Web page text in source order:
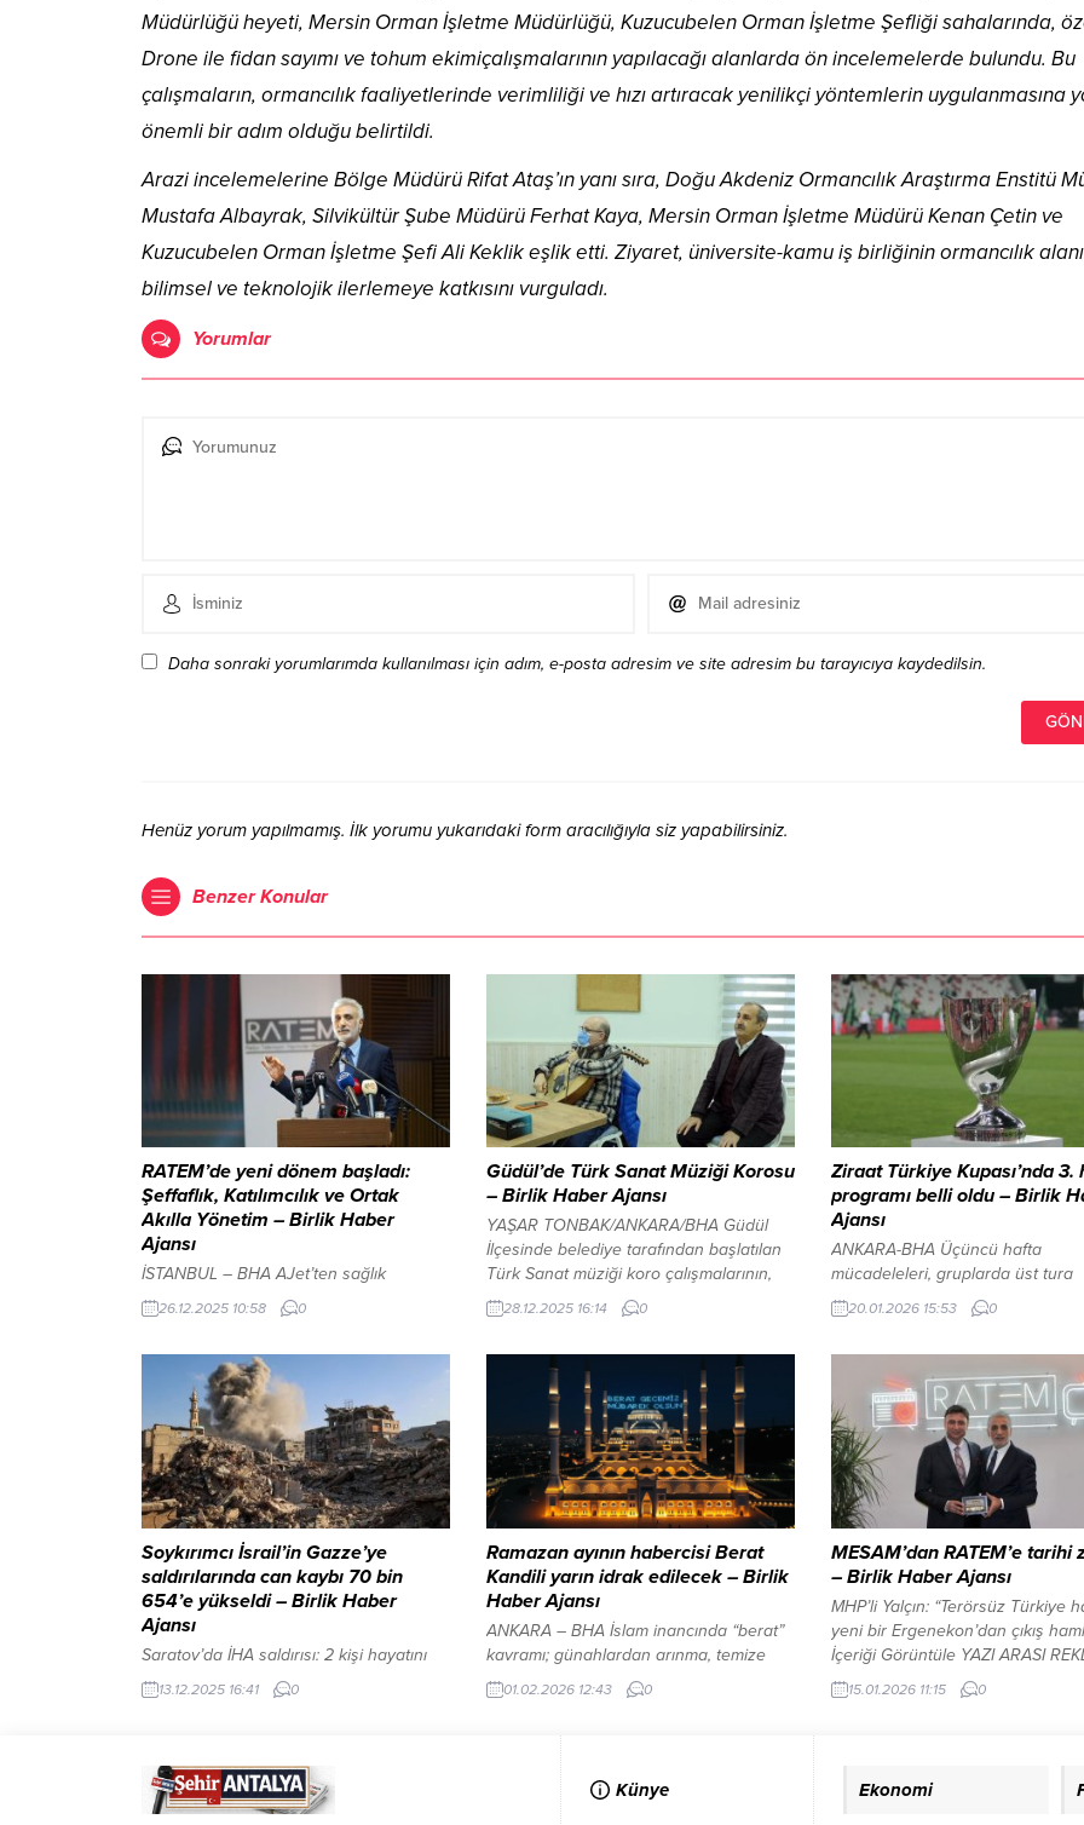
Müdürlüğü heyeti, Mersin Orman İşletme Müdürlüğü, Kuzucubelen Orman İşletme Şefliği sahalarında,
Drone ile fidan sayımı ve tohum ekimiçalışmalarının yapılacağı alanlarda ön incelemelerde bulundu. Bu
çalışmaların, ormancılık faaliyetlerinde verimliliği ve hızı artıracak yenilikçi yöntemlerin uygulanmasına
önemli bir adım olduğu belirtildi.
Arazi incelemelerine Bölge Müdürü Rifat Ataş’ın yanı sıra, Doğu Akdeniz Ormancılık Araştırma Enstitü
Mustafa Albayrak, Silvikültür Şube Müdürü Ferhat Kaya, Mersin Orman İşletme Müdürü Kenan Çetin ve
Kuzucubelen Orman İşletme Şefi Ali Keklik eşlik etti. Ziyaret, üniversite-kamu iş birliğinin ormancılık
bilimsel ve teknolojik ilerlemeye katkısını vurguladı.
Yorumlar
Daha sonraki yorumlarımda kullanılması için adım, e-posta adresim ve site adresim bu tarayıcıya kaydedilsin.
Henüz yorum yapılmamış. İlk yorumu yukarıdaki form aracılığıyla siz yapabilirsiniz.
Benzer Konular
RATEM’de yeni dönem başladı:
Şeffaflık, Katılımcılık ve Ortak
Akılla Yönetim – Birlik Haber
Ajansı
İSTANBUL – BHA AJet’ten sağlık
turizmine hava köprüsü İçeriği Görüntüle
YAZI ARASI REKLAM ALANI Radyo ve
iletişim faaliyeti olmadığını belirten
Gündoğan, bu alanın toplumun doğru
bilgiye erişimi, kültürel değerlerin
korunması ve kamu yararının gözetilmesi
açısından stratejik bir sorumluluk
taşıdığına dikkat çekti. RATEM’in, 5846
sayılı Fikir ve...
26.12.2025 10:58 0
Güdül’de Türk Sanat Müziği Korosu
– Birlik Haber Ajansı
YAŞAR TONBAK/ANKARA/BHA Güdül
İlçesinde belediye tarafından başlatılan
Türk Sanat müziği koro çalışmalarının,
Belediye konukevi merkezinde sürdüğü
bildirildi. Kaymakam Akar ve Belediye
Müziği Koro, çalışmalarını yerinde gördü.
TRT Sanatçısı Suat Sayın’ın Koro
şefliğinde sürdürülen çalışmaların,
hummalı bir şekilde hafta sonları
sürdüğü kaydedildi.YAZI ARASI REKLAM
ALANI Kaymakam...
28.12.2025 16:14 0
Ziraat Türkiye Kupası’nda 3.
programı belli oldu – Birlik
Ajansı
ANKARA-BHA Üçüncü hafta
mücadeleleri, gruplarda üst tura
yükselecek takımların belirlenmesi
açısından büyük önem taşıyor.
maçlarda, Süper Lig ekipleri ile alt
temsilcileri kozlarını paylaşacak.
sürpriz sonuçların yaşanabileceği
karşılaşmalar, futbolseverlerin
takibinde olacak. Kupada 3.
açılış günü dört karşılaşmaya
olacak.YAZI ARASI...
20.01.2026 15:53 0
Soykırımcı İsrail’in Gazze’ye
saldırılarında can kaybı 70 bin
654’e yükseldi – Birlik Haber
Ajansı
Saratov’da İHA saldırısı: 2 kişi hayatını
kaybetti İçeriği Görüntüle YAZI ARASI
REKLAM ALANI DÜNYA-BHA Gazze
kaybedenler ile enkaz altından çıkarılan
cenazelere ilişkin güncel veriler
13.12.2025 16:41 0
Ramazan ayının habercisi Berat
Kandili yarın idrak edilecek – Birlik
Haber Ajansı
ANKARA – BHA İslam inancında “berat”
kavramı; günahlardan arınma, temize
çıkma, ilahi bağışlanma ve rahmete
erişme anlamlarını taşıyor. Bu gecenin,
büyük fazilet taşıdığı ifade ediliyor.
Fidan’dan gençlere mesaj: Öğrenme,
tecrübe ve hareket birlikte ilerlemeliYAZI
01.02.2026 12:43 0
MESAM’dan RATEM’e tarihi
– Birlik Haber Ajansı
MHP’li Yalçın: “Terörsüz Türkiye
yeni bir Ergenekon’dan çıkış
İçeriği Görüntüle YAZI ARASI
ALANI İSTANBUL – BHA RATEM
Merkezi’nde gerçekleşen ziyaret,
Başkanı Vedat Gündoğan ve
15.01.2026 11:15 0
Künye Ekonomi